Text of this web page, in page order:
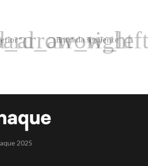
Entrada siguiente
2025